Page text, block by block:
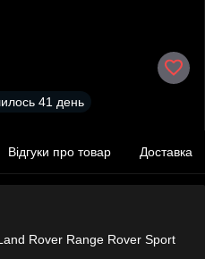
41 день
Відгуки про товар Доставка
Rover Range Rover Sport